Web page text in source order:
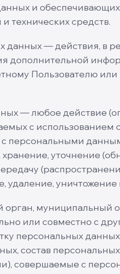
и обеспечивающих
технических средств.
— действия, в
дополнительной
Пользователю
— любое действие
с использованием
с персональными
уточнение
удаление,
муниципальный
или совместно с
персональных
состав
совершаемые с